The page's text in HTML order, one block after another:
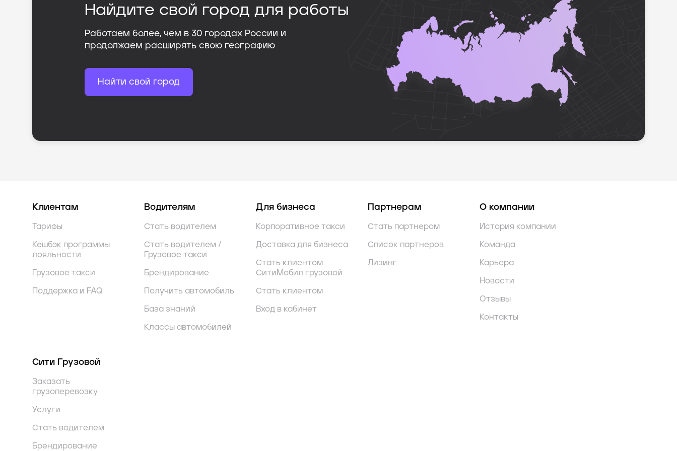
Найдите свой город для работы
Работаем более, чем в 30 городах России и
продолжаем расширять свою географию
Найти свой город
Клиентам
Тарифы
Кешбэк программы
лояльности
Грузовое такси
Поддержка и FAQ
Водителям
Стать водителем
Стать водителем /
Грузовое такси
Брендирование
Получить автомобиль
База знаний
Классы автомобилей
Для бизнеса
Корпоративное такси
Доставка для бизнеса
Стать клиентом
СитиМобил грузовой
Стать клиентом
Вход в кабинет
Партнерам
Стать партнером
Список партнеров
Лизинг
О компании
История компании
Команда
Карьера
Новости
Отзывы
Контакты
Сити Грузовой
Заказать
грузоперевозку
Услуги
Стать водителем
Брендирование